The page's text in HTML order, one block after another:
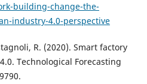
building-change-the-
industry-4.0-perspective
R. (2020). Smart factory
Technological Forecasting